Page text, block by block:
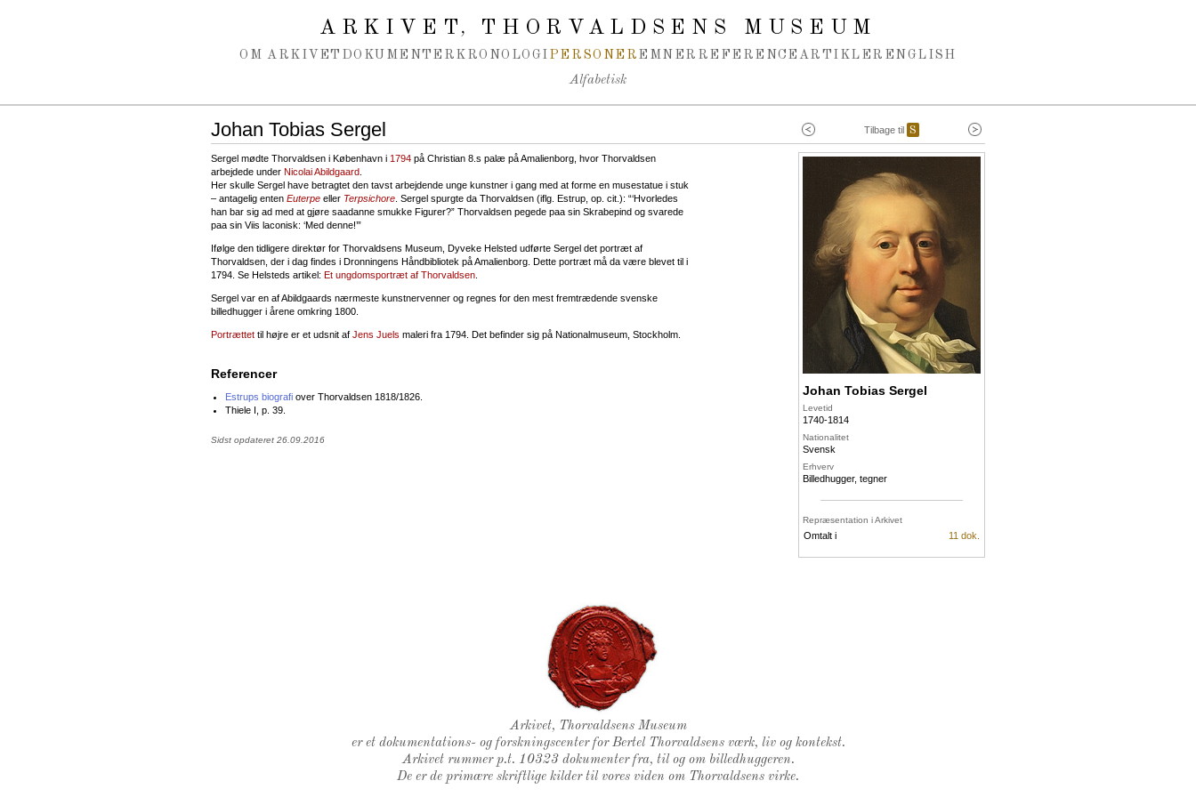
ARKIVET, THORVALDSENS MUSEUM
OM ARKIVET DOKUMENTER KRONOLOGI PERSONER EMNER REFERENCEARTIKLER ENGLISH
Alfabetisk
Tilbage til S
Johan Tobias Sergel
Sergel mødte Thorvaldsen i København i 1794 på Christian 8.s palæ på Amalienborg, hvor Thorvaldsen
arbejdede under Nicolai Abildgaard
Her skulle Sergel have betragtet den tavst arbejdende unge kunstner i gang med at forme en musestatue i stuk
– antagelig enten Euterpe eller Terpsichore . Sergel spurgte da Thorvaldsen (iflg. Estrup, op. cit.): “‘Hvorledes
han bar sig ad med at gjøre saadanne smukke Figurer?” Thorvaldsen pegede paa sin Skrabepind og svarede
paa sin Viis laconisk: ‘Med denne!’”
Ifølge den tidligere direktør for Thorvaldsens Museum, Dyveke Helsted udførte Sergel det portræt af
Thorvaldsen, der i dag findes i Dronningens Håndbibliotek på Amalienborg. Dette portræt må da være blevet til i
1794. Se Helsteds artikel: Et ungdomsportræt af Thorvaldsen
Sergel var en af Abildgaards nærmeste kunstnervenner og regnes for den mest fremtrædende svenske
billedhugger i årene omkring 1800.
Portrættet til højre er et udsnit af Jens Juels maleri fra 1794. Det befinder sig på Nationalmuseum, Stockholm.
Referencer
Estrups biografi over Thorvaldsen 1818/1826.
Thiele I, p. 39.
Sidst opdateret 26.09.2016
Johan Tobias Sergel
Levetid
1740-1814
Nationalitet
Svensk
Erhverv
Billedhugger, tegner
Repræsentation i Arkivet
Omtalt i 11 dok.
Thorvaldsens Segl
Arkivet, Thorvaldsens Museum
er et dokumentations- og forskningscenter for Bertel Thorvaldsens værk, liv og kontekst.
Arkivet rummer p.t. 10323 dokumenter fra, til og om billedhuggeren.
De er de primære skriftlige kilder til vores viden om Thorvaldsens virke.